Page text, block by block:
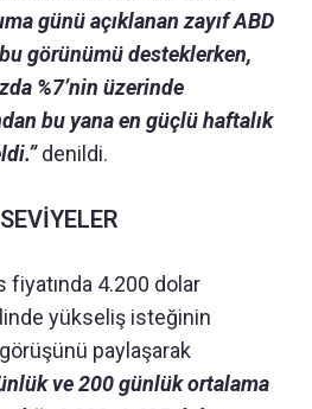
günü açıklanan zayıf ABD
görünümü desteklerken,
%7’nin üzerinde
bu yana en güçlü haftalık
denildi.
fiyatında 4.200 dolar
yükseliş isteğinin
paylaşarak
ve 200 günlük ortalama